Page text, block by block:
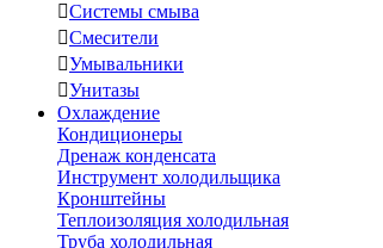
Системы смыва
Смесители
Умывальники
Унитазы
Охлаждение
Кондиционеры
Дренаж конденсата
Инструмент холодильщика
Кронштейны
Теплоизоляция холодильная
Труба холодильная